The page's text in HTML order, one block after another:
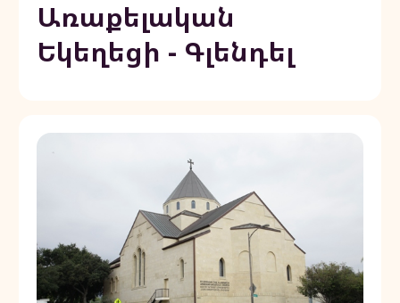
Առաքելական
Եկեղեցի - Գլենդել